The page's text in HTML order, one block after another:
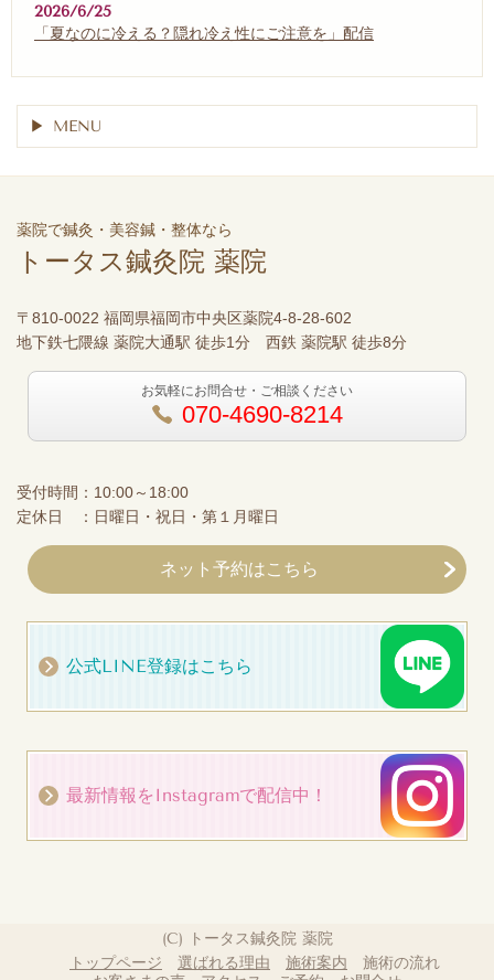
2026/6/25
「夏なのに冷える？隠れ冷え性にご注意を」配信
MENU
薬院で鍼灸・美容鍼・整体なら
トータス鍼灸院 薬院
〒810-0022 福岡県福岡市中央区薬院4-8-28-602
地下鉄七隈線 薬院大通駅 徒歩1分 西鉄 薬院駅 徒歩8分
お気軽にお問合せ・ご相談ください
070-4690-8214
受付時間：10:00～18:00
定休日 ：日曜日・祝日・第１月曜日
ネット予約はこちら
公式LINE登録はこちら
最新情報をInstagramで配信中！
(C) トータス鍼灸院 薬院
トップページ
選ばれる理由 施術案内
施術の流れ